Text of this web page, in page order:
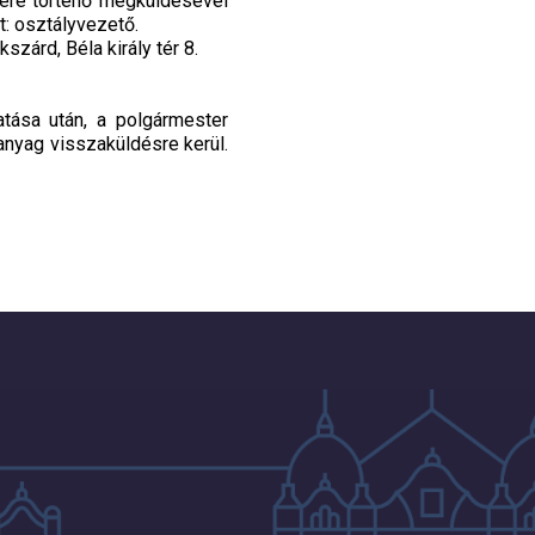
osztályvezető.
Béla király tér 8.
után, a polgármester
visszaküldésre kerül.